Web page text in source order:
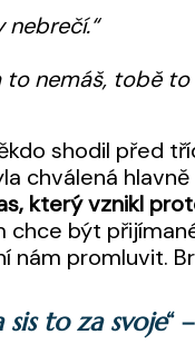
nebrečí.“
to nemáš, tobě to
shodil před
chválená
který vznikl
chce být
nám promluvit.
sis to za svoje“